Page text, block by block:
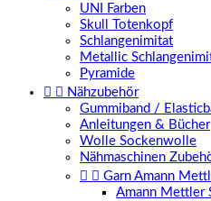
UNI Farben
Skull Totenkopf
Schlangenimitat
Metallic
Pyramide
  Nähzubehör
Gummiband /
Anleitungen & Bücher
Wolle Sockenwolle
Nähmaschinen
  Garn Amann
Amann Mettler